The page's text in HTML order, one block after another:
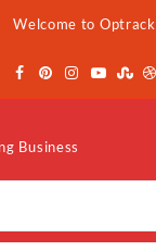
Welcome to Optrack
Business